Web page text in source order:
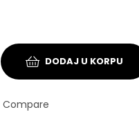
DODAJ U KORPU
Compare